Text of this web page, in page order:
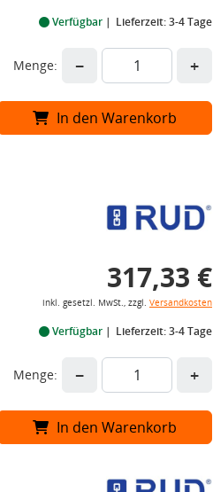
Verfügbar Lieferzeit: 3-4 Tage
Menge: − +
In den Warenkorb
317,33 €
inkl. gesetzl. MwSt., zzgl. Versandkosten
Verfügbar Lieferzeit: 3-4 Tage
Menge: − +
In den Warenkorb